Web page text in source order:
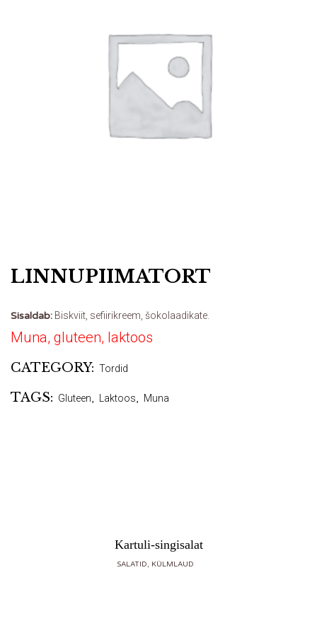
LINNUPIIMATORT
Sisaldab: Biskviit, sefiirikreem, šokolaadikate.
Muna, gluteen, laktoos
CATEGORY: Tordid
TAGS: Gluteen, Laktoos, Muna
Kartuli-singisalat
SALATID, KÜLMLAUD